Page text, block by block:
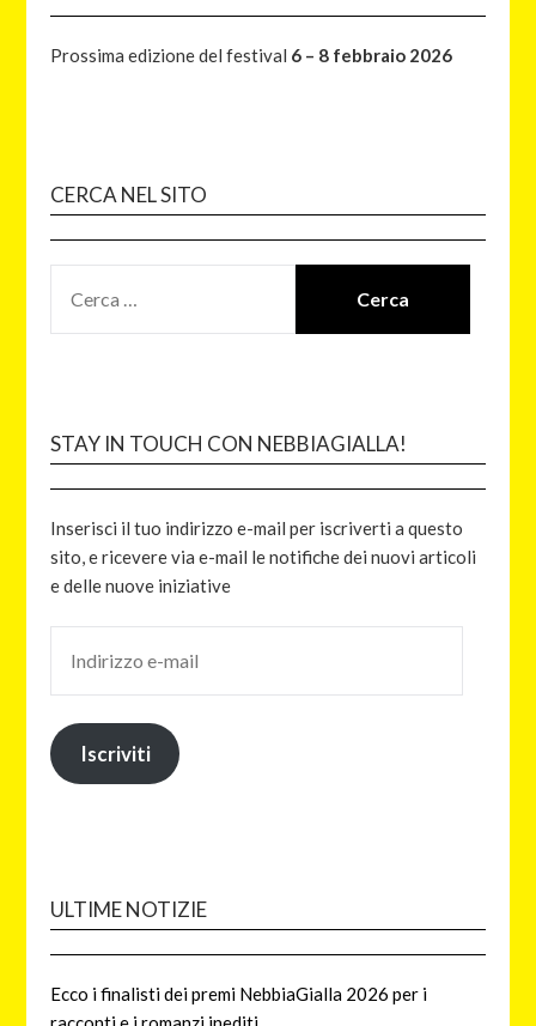
Prossima edizione del festival 6 – 8 febbraio 2026
CERCA NEL SITO
STAY IN TOUCH CON NEBBIAGIALLA!
Inserisci il tuo indirizzo e-mail per iscriverti a questo
sito, e ricevere via e-mail le notifiche dei nuovi articoli
e delle nuove iniziative
Iscriviti
ULTIME NOTIZIE
Ecco i finalisti dei premi NebbiaGialla 2026 per i